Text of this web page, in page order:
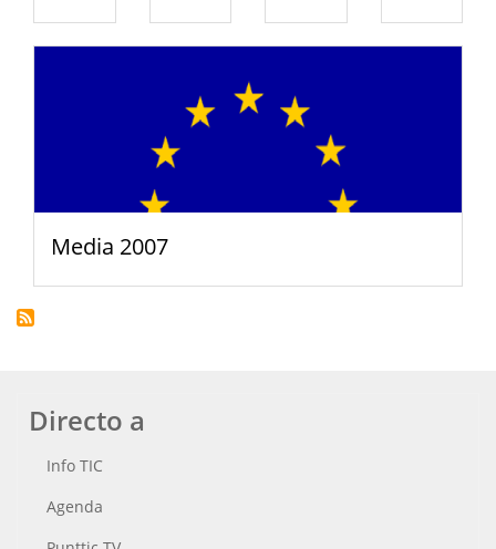
Media 2007
Directo a
Info TIC
Agenda